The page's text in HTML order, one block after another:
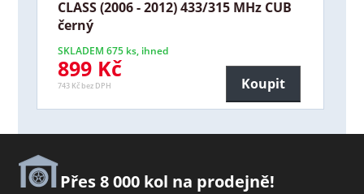
CLASS (2006 - 2012) 433/315 MHz CUB
černý
SKLADEM 675 ks, ihned
899 Kč
743 Kč bez DPH Koupit
Přes 8 000 kol na prodejně!